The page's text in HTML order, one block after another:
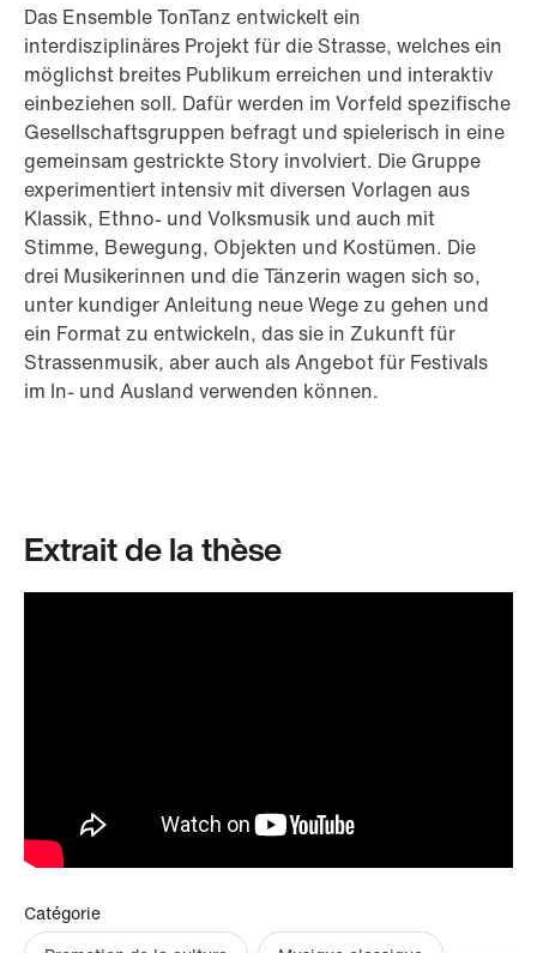
Das Ensemble TonTanz entwickelt ein
interdisziplinäres Projekt für die Strasse, welches ein
möglichst breites Publikum erreichen und interaktiv
einbeziehen soll. Dafür werden im Vorfeld spezifische
Gesellschaftsgruppen befragt und spielerisch in eine
gemeinsam gestrickte Story involviert. Die Gruppe
experimentiert intensiv mit diversen Vorlagen aus
Klassik, Ethno- und Volksmusik und auch mit
Stimme, Bewegung, Objekten und Kostümen. Die
drei Musikerinnen und die Tänzerin wagen sich so,
unter kundiger Anleitung neue Wege zu gehen und
ein Format zu entwickeln, das sie in Zukunft für
Strassenmusik, aber auch als Angebot für Festivals
im In- und Ausland verwenden können.
Extrait de la thèse
Catégorie